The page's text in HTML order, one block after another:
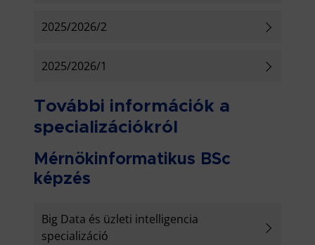
2025/2026/2
2025/2026/1
További információk a
specializációkról
Mérnökinformatikus BSc
képzés
Big Data és üzleti intelligencia
specializáció